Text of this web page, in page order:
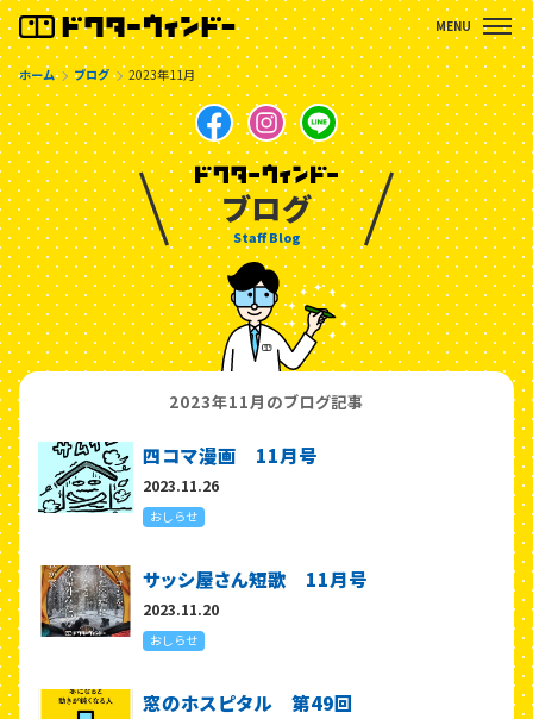
ホーム ブログ 2023年11月
ブログ
Staff Blog
2023年11月のブログ記事
四コマ漫画 11月号
2023.11.26
おしらせ
サッシ屋さん短歌 11月号
2023.11.20
おしらせ
窓のホスピタル 第49回